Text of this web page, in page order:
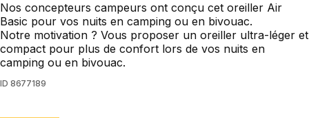
Nos concepteurs campeurs ont conçu cet oreiller Air
Basic pour vos nuits en camping ou en bivouac.
Notre motivation ? Vous proposer un oreiller ultra-léger et
compact pour plus de confort lors de vos nuits en
camping ou en bivouac.
ID 8677189